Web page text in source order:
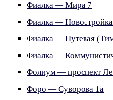
Фиалка — Мира 7
Фиалка —
Фиалка — Путевая
Фиалка —
Фолиум — проспект
Форо — Суворова 1а